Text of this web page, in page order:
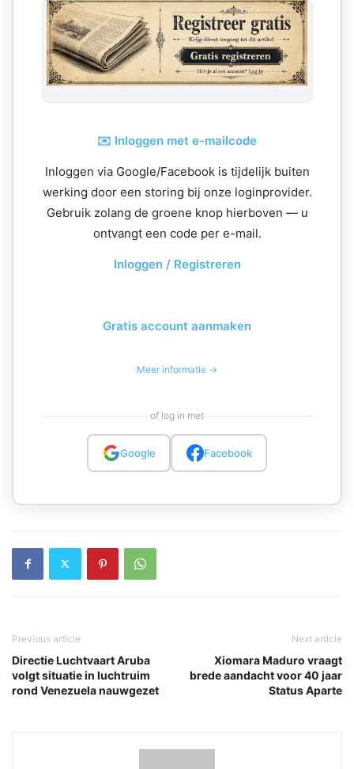
✉️ Inloggen met e-mailcode
Inloggen via Google/Facebook is tijdelijk buiten
werking door een storing bij onze loginprovider.
Gebruik zolang de groene knop hierboven — u
ontvangt een code per e-mail.
Inloggen / Registreren
Gratis account aanmaken
Meer informatie →
of log in met
Google Facebook
Previous article
Directie Luchtvaart Aruba
volgt situatie in luchtruim
rond Venezuela nauwgezet
Next article
Xiomara Maduro vraagt
brede aandacht voor 40 jaar
Status Aparte